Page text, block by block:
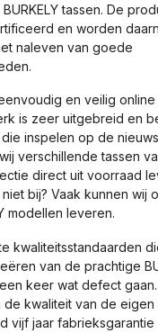
tassen. De
en worden
naleven van goede
en veilig
is zeer uitgebreid en
inspelen op de
verschillende tassen
direct uit voorraad
bij? Vaak kunnen wij
modellen leveren.
kwaliteitsstandaarden
van de prachtige
keer wat defect gaan.
kwaliteit van de
vijf jaar fabrieksgarantie